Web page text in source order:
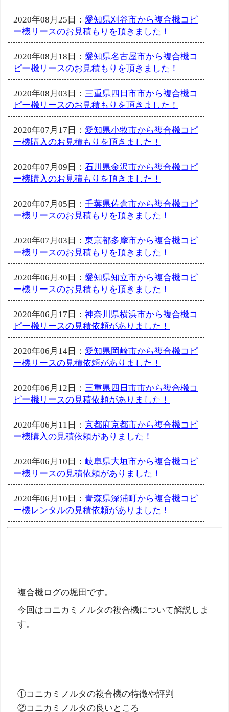
2020年08月25日： 愛知県刈谷市から複合機コピ
ー機リースのお見積もりを頂きました！
2020年08月18日： 愛知県名古屋市から複合機コ
ピー機リースのお見積もりを頂きました！
2020年08月03日： 三重県四日市市から複合機コ
ピー機リースのお見積もりを頂きました！
2020年07月17日： 愛知県小牧市から複合機コピ
ー機購入のお見積もりを頂きました！
2020年07月09日： 石川県金沢市から複合機コピ
ー機購入のお見積もりを頂きました！
2020年07月05日： 千葉県佐倉市から複合機コピ
ー機リースのお見積もりを頂きました！
2020年07月03日： 東京都多摩市から複合機コピ
ー機リースのお見積もりを頂きました！
2020年06月30日： 愛知県知立市から複合機コピ
ー機リースのお見積もりを頂きました！
2020年06月17日： 神奈川県横浜市から複合機コ
ピー機リースの見積依頼がありました！
2020年06月14日： 愛知県岡崎市から複合機コピ
ー機リースの見積依頼がありました！
2020年06月12日： 三重県四日市市から複合機コ
ピー機リースの見積依頼がありました！
2020年06月11日： 京都府京都市から複合機コピ
ー機購入の見積依頼がありました！
2020年06月10日： 岐阜県大垣市から複合機コピ
ー機リースの見積依頼がありました！
2020年06月10日： 青森県深浦町から複合機コピ
ー機レンタルの見積依頼がありました！
複合機ログの堀田です。
今回はコニカミノルタの複合機について解説しま
す。
①コニカミノルタの複合機の特徴や評判
②コニカミノルタの良いところ